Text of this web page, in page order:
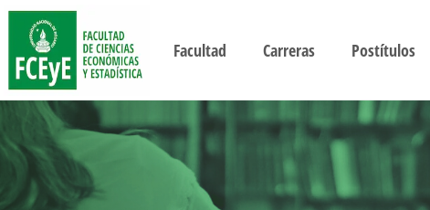
Facultad Carreras Postítulos